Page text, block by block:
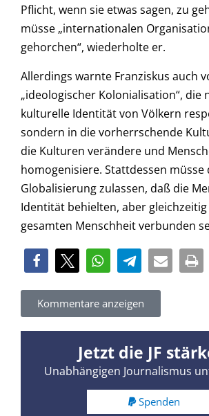
Pflicht, wenn sie etwas sagen, zu
müsse „internationalen
gehorchen“, wiederholte er.
Allerdings warnte Franziskus auch
„ideologischer Kolonialisation“, die
kulturelle Identität von Völkern
sondern in die vorherrschende
die Kulturen verändere und
homogenisiere. Stattdessen müsse
Globalisierung zulassen, daß die
Identität behielten, aber
gesamten Menschheit verbunden
Kommentare anzeigen
Jetzt die JF
Unabhängigen Journalismus
Spenden